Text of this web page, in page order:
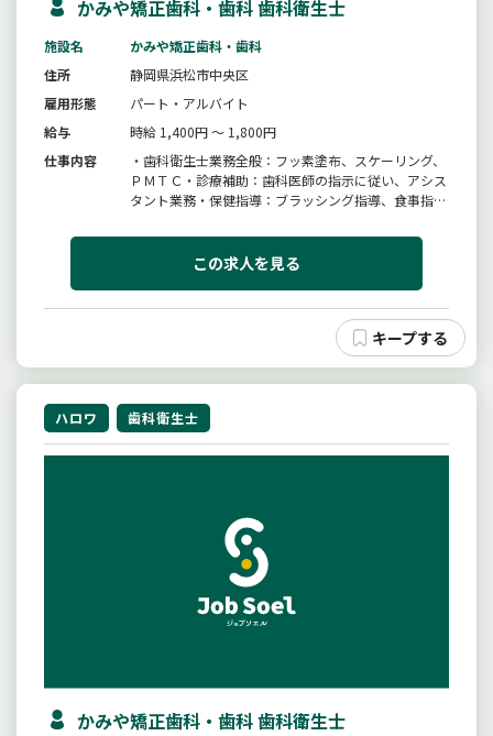
かみや矯正歯科・歯科 歯科衛生士
施設名
かみや矯正歯科・歯科
住所
静岡県浜松市中央区
雇用形態
パート・アルバイト
給与
時給 1,400円 ～ 1,800円
仕事内容
・歯科衛生士業務全般：フッ素塗布、スケーリング、
ＰＭＴＣ・診療補助：歯科医師の指示に従い、アシス
タント業務・保健指導：ブラッシング指導、食事指
務等「変更範囲：変更なし」＃マザーズ
この求人を見る
ハロワ 歯科衛生士
かみや矯正歯科・歯科 歯科衛生士